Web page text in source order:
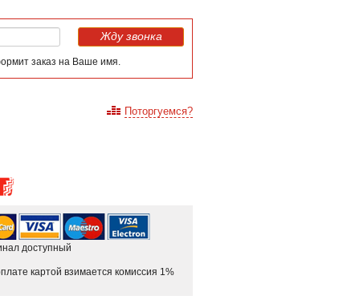
Жду звонка
заказ на Ваше имя.
Поторгуемся?
доступный
картой взимается комиссия 1%